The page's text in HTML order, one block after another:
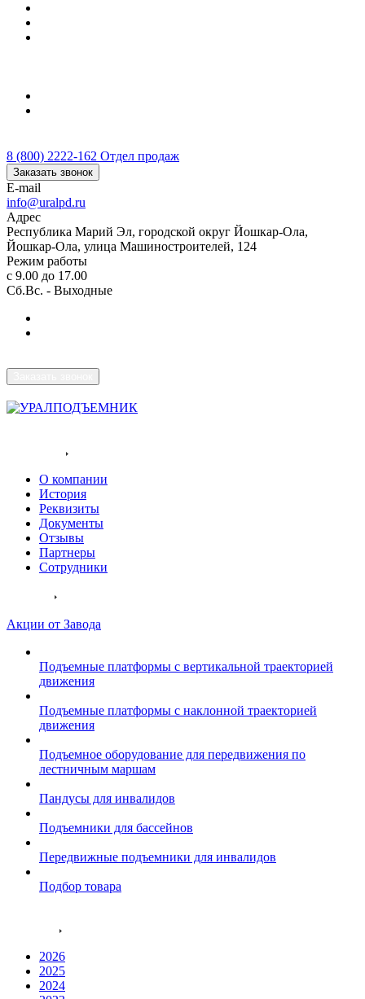
8 (800) 2222-162 Отдел продаж
Заказать звонок
E-mail
info@uralpd.ru
Адрес
Республика Марий Эл, городской округ Йошкар-Ола,
Йошкар-Ола, улица Машиностроителей, 124
Режим работы
с 9.00 до 17.00
Сб.Вс. - Выходные
О компании
История
Реквизиты
Документы
Отзывы
Партнеры
Сотрудники
Акции от Завода
Подъемные платформы с вертикальной траекторией
движения
Подъемные платформы с наклонной траекторией
движения
Подъемное оборудование для передвижения по
лестничным маршам
Пандусы для инвалидов
Подъемники для бассейнов
Передвижные подъемники для инвалидов
Подбор товара
2026
2025
2024